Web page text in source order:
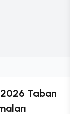
2026 Taban